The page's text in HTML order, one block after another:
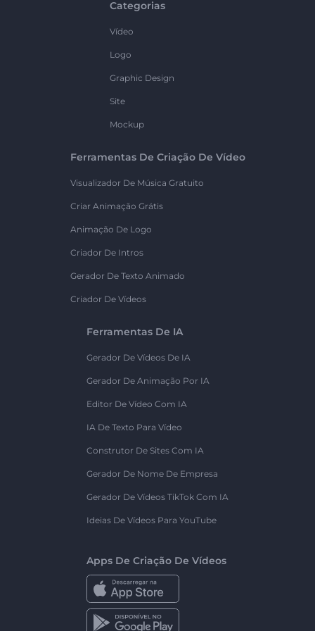
Categorias
Vídeo
Logo
Graphic Design
Site
Mockup
Ferramentas De Criação De Vídeo
Visualizador De Música Gratuito
Criar Animação Grátis
Animação De Logo
Criador De Intros
Gerador De Texto Animado
Criador De Vídeos
Ferramentas De IA
Gerador De Vídeos De IA
Gerador De Animação Por IA
Editor De Vídeo Com IA
IA De Texto Para Vídeo
Construtor De Sites Com IA
Gerador De Nome De Empresa
Gerador De Vídeos TikTok Com IA
Ideias De Vídeos Para YouTube
Apps De Criação De Vídeos